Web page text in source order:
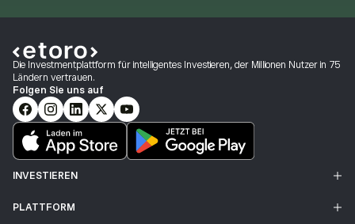
Die Investmentplattform für intelligentes Investieren, der Millionen Nutzer in 75
Ländern vertrauen.
Folgen Sie uns auf
INVESTIEREN
PLATTFORM